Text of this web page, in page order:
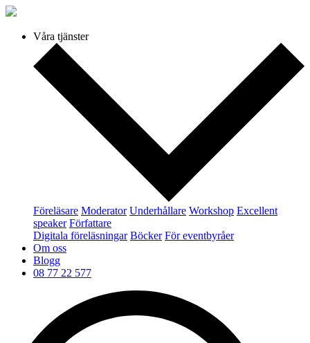
Våra tjänster
Föreläsare Moderator Underhållare Workshop Excellent
speaker Författare
Digitala föreläsningar Böcker För eventbyråer
Om oss
Blogg
08 77 22 577